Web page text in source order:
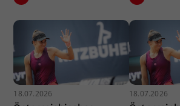
18.07.2026 18.07.2026